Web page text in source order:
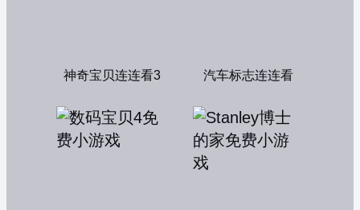
神奇宝贝连连看3 汽车标志连连看